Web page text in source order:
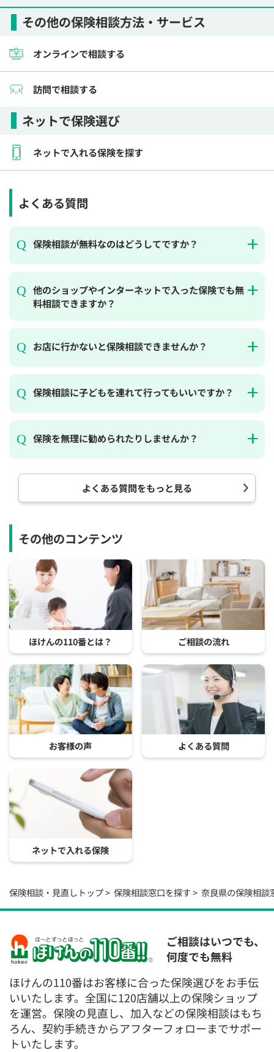
その他の保険相談方法・サービス
オンラインで相談する
訪問で相談する
ネットで保険選び
ネットで入れる保険を探す
よくある質問
保険相談が無料なのはどうしてですか？
他のショップやインターネットで入った保険でも無
料相談できますか？
お店に行かないと保険相談できませんか？
保険相談に子どもを連れて行ってもいいですか？
保険を無理に勧められたりしませんか？
よくある質問をもっと見る
その他のコンテンツ
ほけんの110番とは？ ご相談の流れ
お客様の声 よくある質問
ネットで入れる保険
保険相談・見直しトップ 保険相談窓口を探す 奈良県の保険相談
ご相談はいつでも、
何度でも無料
ほけんの110番はお客様に合った保険選びをお手伝
いいたします。全国に120店舗以上の保険ショップ
を運営。保険の見直し、加入などの保険相談はもち
ろん、契約手続きからアフターフォローまでサポー
トいたします。